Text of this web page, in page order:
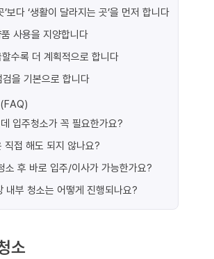
’보다 ‘생활이 달라지는 곳’을 먼저 합니다
사용을 지양합니다
수록 더 계획적으로 합니다
검을 기본으로 합니다
입주청소가 꼭 필요한가요?
직접 해도 되지 않나요?
소 후 바로 입주/이사가 가능한가요?
내부 청소는 어떻게 진행되나요?
소